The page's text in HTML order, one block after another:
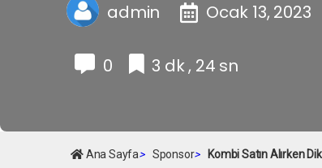
admin Ocak 13, 2023
0 3 dk , 24 sn
Ana Sayfa> Sponsor> Kombi Satın Alırken